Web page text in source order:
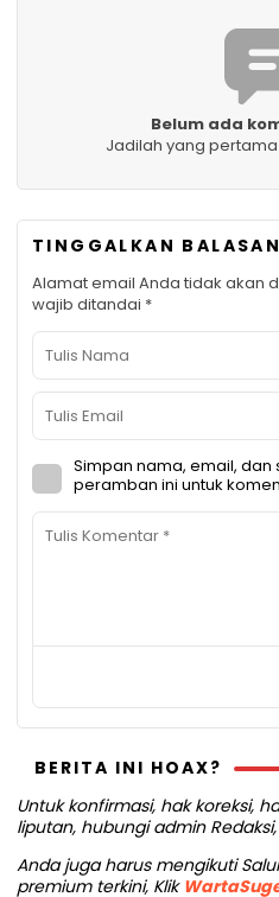
Belum ada
Jadilah yang
TINGGALKAN BALASAN
Alamat email Anda tidak akan
wajib ditandai *
Simpan nama, email, dan
peramban ini untuk
BERITA INI HOAX?
Untuk konfirmasi, hak koreksi,
liputan, hubungi admin
Anda juga harus mengikuti
premium terkini, Klik